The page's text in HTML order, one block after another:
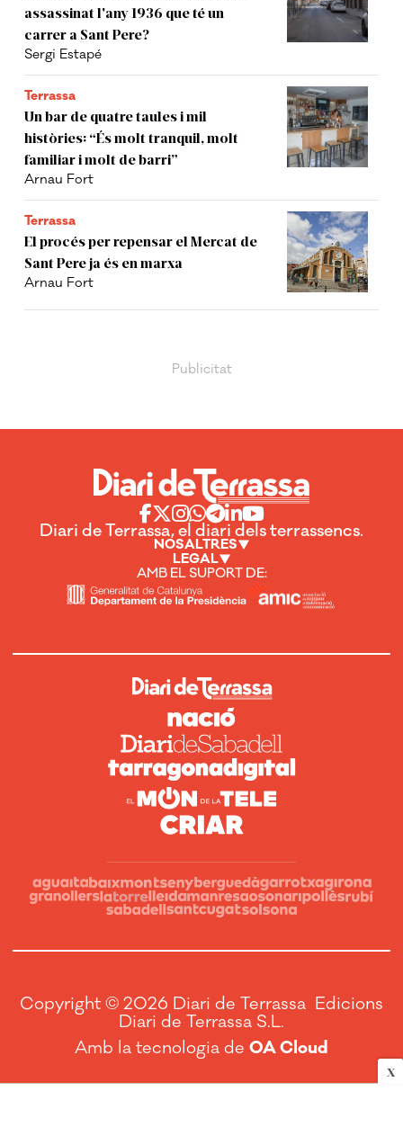
X
assassinat l'any 1936 que té un
carrer a Sant Pere?
Sergi Estapé
Terrassa
Un bar de quatre taules i mil
històries: “És molt tranquil, molt
familiar i molt de barri”
Arnau Fort
Terrassa
El procés per repensar el Mercat de
Sant Pere ja és en marxa
Arnau Fort
Diari de Terrassa, el diari dels terrassencs.
NOSALTRES
LEGAL
AMB EL SUPORT DE:
Copyright © 2026 Diari de Terrassa Edicions
Diari de Terrassa S.L.
Amb la tecnologia de OA Cloud